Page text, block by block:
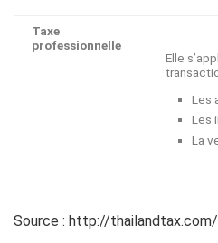
Taxe
professionnelle
Elle
Les
Les
La
Source : http://thailandtax.com/